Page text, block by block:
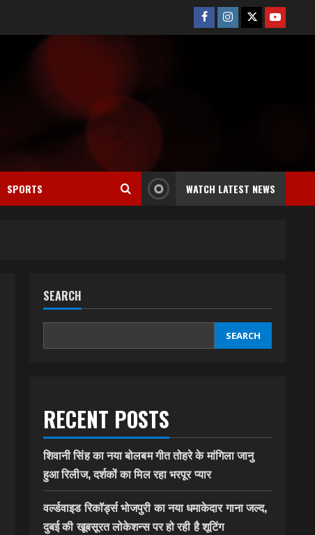
Facebook
Instagram
TwitterYoutube
SPORTS WATCH LATEST NEWS
SEARCH
SEARCH
RECENT POSTS
शिवानी सिंह का नया बोलबम गीत तोहरे के मांगिला जानु
हुआ रिलीज, दर्शकों का मिल रहा भरपूर प्यार
वर्ल्डवाइड रिकॉर्ड्स भोजपुरी का नया धमाकेदार गाना जल्द,
दुबई की खूबसूरत लोकेशन्स पर हो रही है शूटिंग